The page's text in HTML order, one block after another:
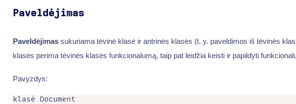
Paveldėjimas
Paveldėjimassukuriama tėvinė klasė ir antrinės klasės (t. y. paveldimos iš tėvinės
klasės perima tėvinės klasės funkcionalumą, taip pat leidžia keisti ir papildyti
Pavyzdys:
klasė Document